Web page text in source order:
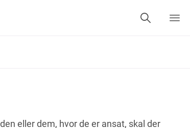
eller dem, hvor de er ansat, skal der